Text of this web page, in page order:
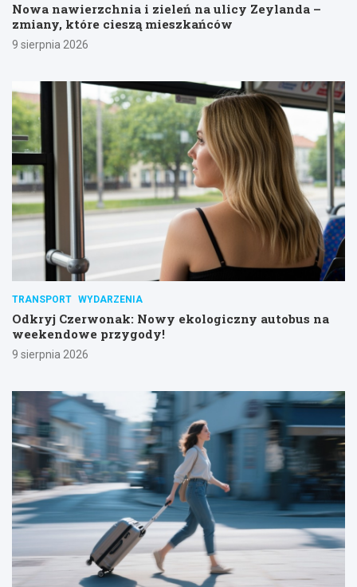
Nowa nawierzchnia i zieleń na ulicy Zeylanda –
zmiany, które cieszą mieszkańców
9 sierpnia 2026
TRANSPORT WYDARZENIA
Odkryj Czerwonak: Nowy ekologiczny autobus na
weekendowe przygody!
9 sierpnia 2026